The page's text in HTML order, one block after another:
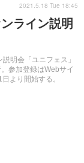
ライン説明
明会「ユニフェス」
参加登録はWebサイ
より開始する。
2021.5.18 Tue 18:45